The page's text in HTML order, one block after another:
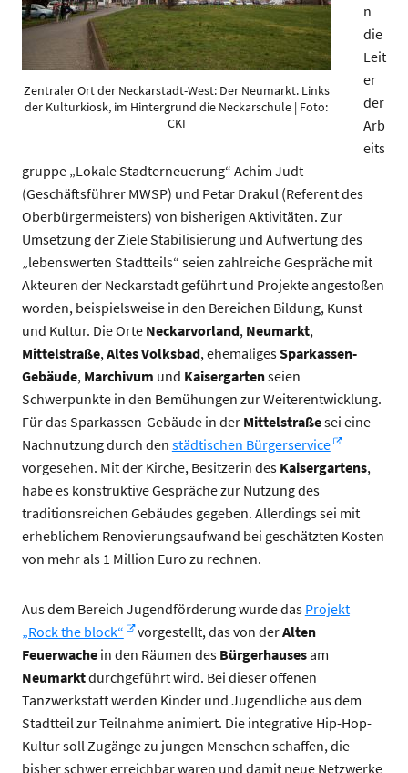
Zentraler Ort der Neckarstadt-West: Der Neumarkt. Links
der Kulturkiosk, im Hintergrund die Neckarschule | Foto:
CKI
n
die
Leit
er
der
Arb
eits
gruppe „Lokale Stadterneuerung“ Achim Judt
(Geschäftsführer MWSP) und Petar Drakul (Referent des
Oberbürgermeisters) von bisherigen Aktivitäten. Zur
Umsetzung der Ziele Stabilisierung und Aufwertung des
„lebenswerten Stadtteils“ seien zahlreiche Gespräche mit
Akteuren der Neckarstadt geführt und Projekte angestoßen
worden, beispielsweise in den Bereichen Bildung, Kunst
und Kultur. Die Orte Neckarvorland, Neumarkt,
Mittelstraße, Altes Volksbad, ehemaligesSparkassen-
Gebäude, Marchivum und Kaisergartenseien
Schwerpunkte in den Bemühungen zur Weiterentwicklung.
Für das Sparkassen-Gebäude in der Mittelstraßesei eine
Nachnutzung durch den städtischen Bürgerservice
vorgesehen. Mit der Kirche, Besitzerin des Kaisergartens,
habe es konstruktive Gespräche zur Nutzung des
traditionsreichen Gebäudes gegeben. Allerdings sei mit
erheblichem Renovierungsaufwand bei geschätzten Kosten
von mehr als 1 Million Euro zu rechnen.
Aus dem Bereich Jugendförderung wurde das Projekt
„Rock the block“
vorgestellt, das von derAlten
Feuerwachein den Räumen des Bürgerhausesam
Neumarktdurchgeführt wird. Bei dieser offenen
Tanzwerkstatt werden Kinder und Jugendliche aus dem
Stadtteil zur Teilnahme animiert. Die integrative Hip-Hop-
Kultur soll Zugänge zu jungen Menschen schaffen, die
bisher schwer erreichbar waren und damit neue Netzwerke